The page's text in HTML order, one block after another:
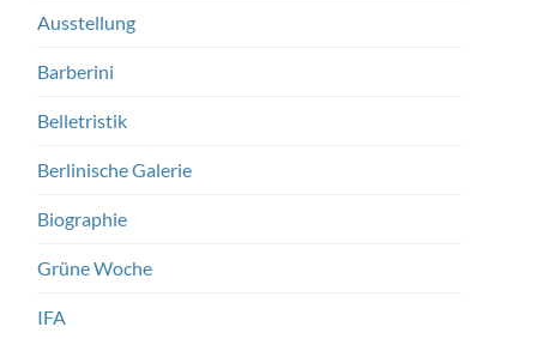
Ausstellung
Barberini
Belletristik
Berlinische Galerie
Biographie
Grüne Woche
IFA